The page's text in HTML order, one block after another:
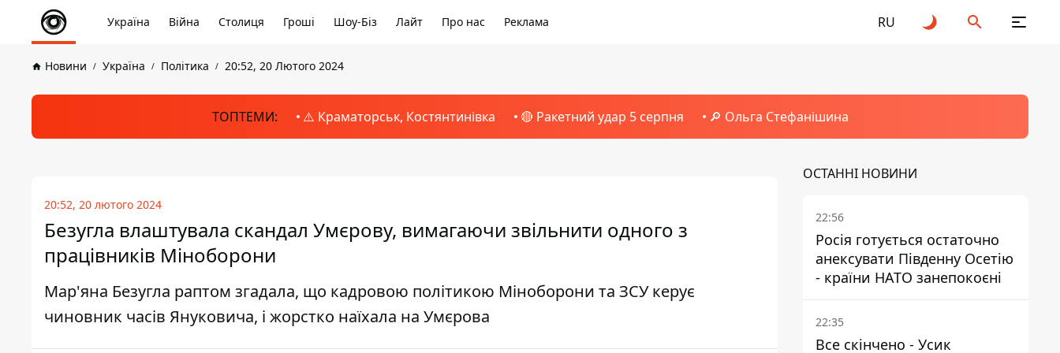
Україна Війна Столиця Гроші Шоу-Біз Лайт Про нас Реклама RU
Новини Україна Політика 20:52, 20 Лютого 2024
ТОПТЕМИ: ⚠️ Краматорськ, Костянтинівка 🔴 Ракетний удар 5 серпня 🔎 Ольга Стефанішина
20:52, 20 лютого 2024
Безугла влаштувала скандал Умєрову, вимагаючи звільнити одного з
працівників Міноборони
Мар'яна Безугла раптом згадала, що кадровою політикою Міноборони та ЗСУ керує
чиновник часів Януковича, і жорстко наїхала на Умєрова
ОСТАННІ НОВИНИ
22:56
Росія готується остаточно
анексувати Південну Осетію
- країни НАТО занепокоєні
22:35
Все скінчено - Усик